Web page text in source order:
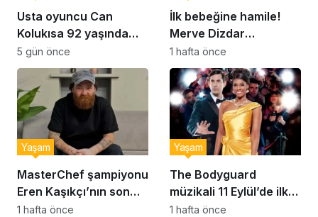
Usta oyuncu Can
Kolukısa 92 yaşında
hayatını kaybetti
5 gün önce
İlk bebeğine hamile!
Merve Dizdar
sessizliğini bozdu: ‘İsim
bulmak çok zor’
1 hafta önce
MasterChef şampiyonu
Eren Kaşıkçı’nın son
anlarındaki kahreden
Yaşam
1 hafta önce
The Bodyguard
müzikali 11 Eylül’de ilk
kez Türkiye’de
Yaşam
1 hafta önce